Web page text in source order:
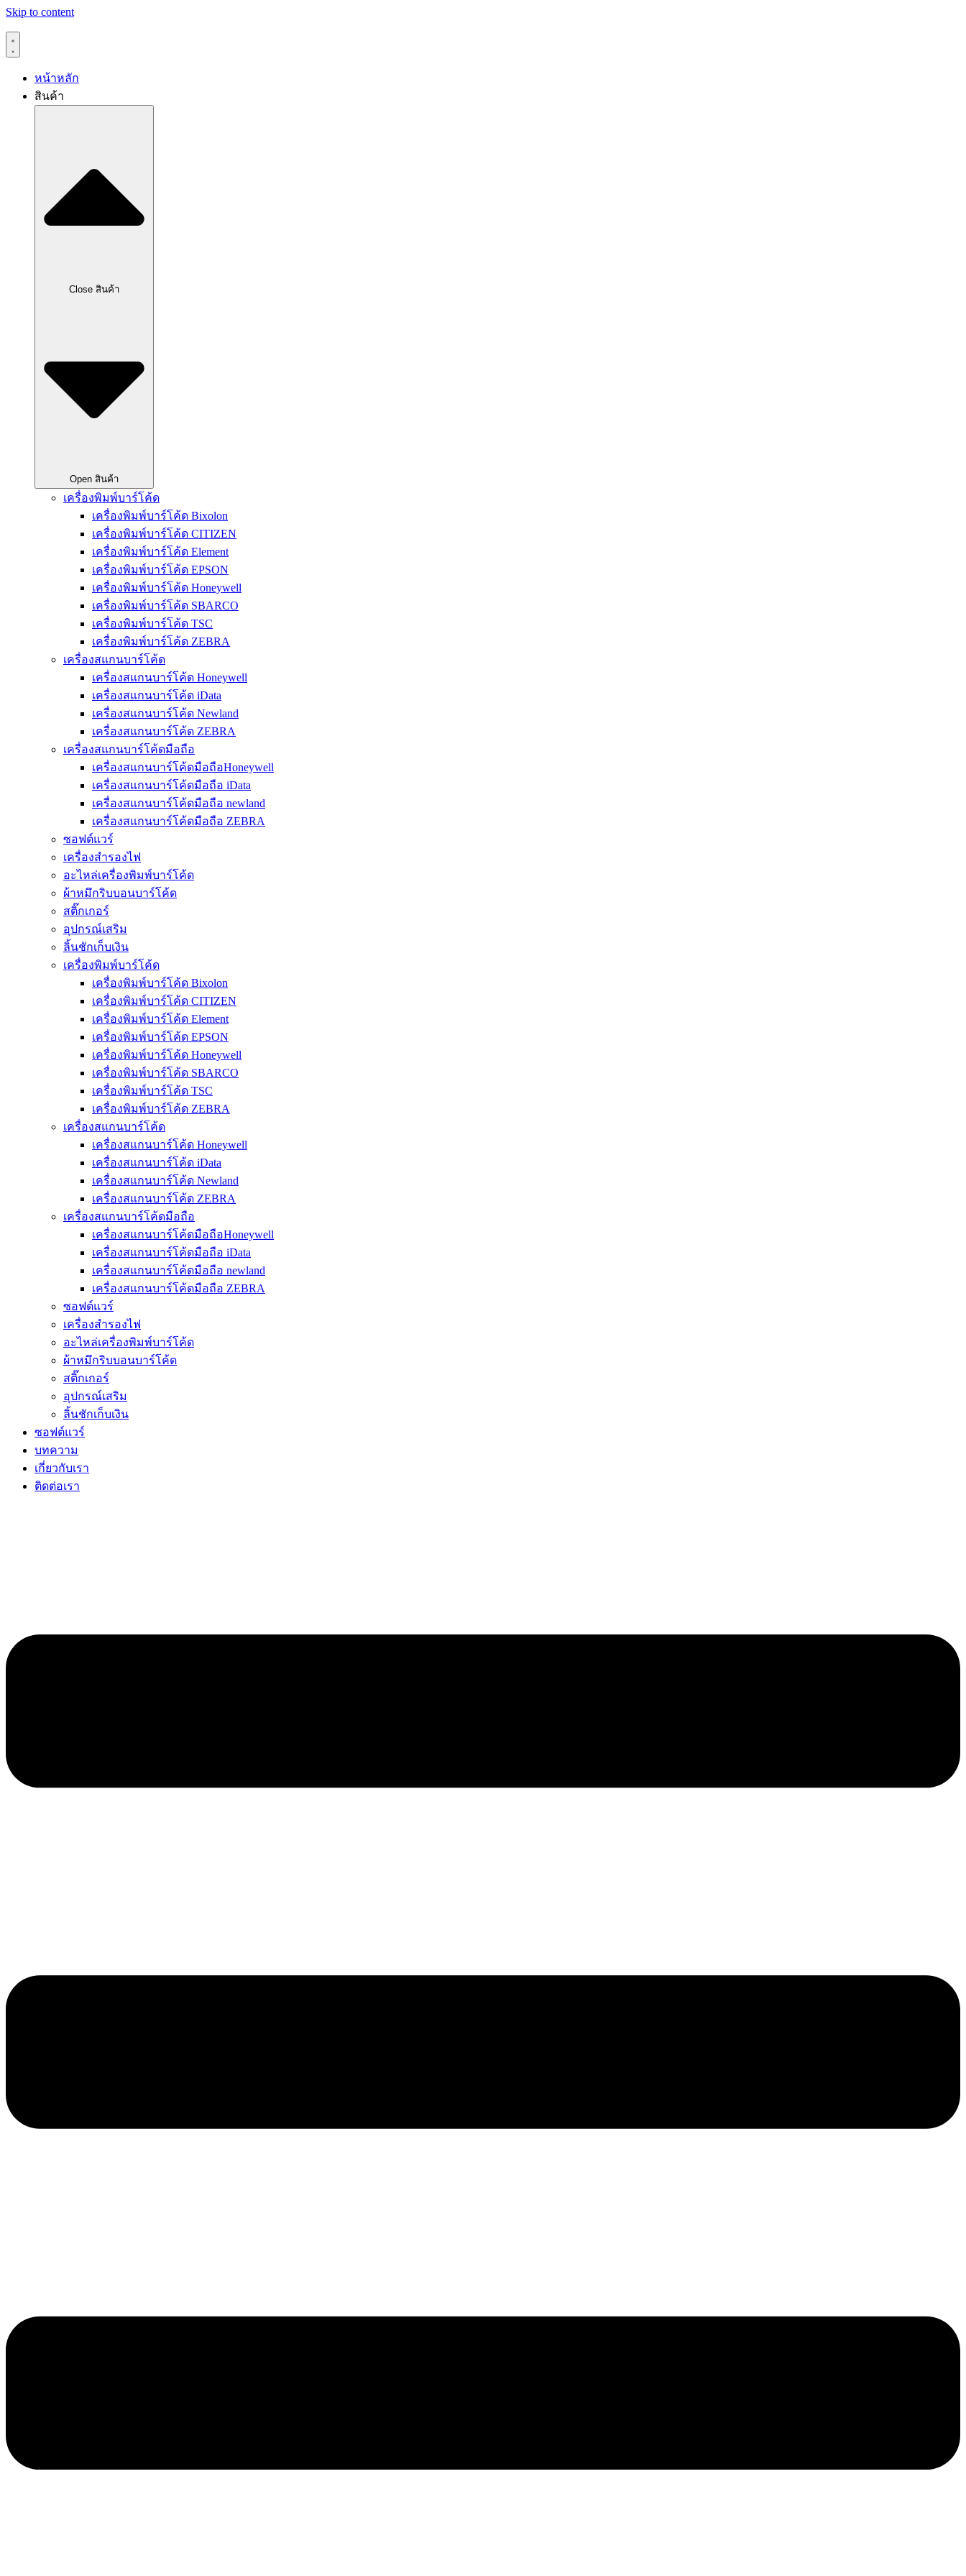
Skip to content
หน้าหลัก
สินค้า
Close สินค้า
Open สินค้า
เครื่องพิมพ์บาร์โค้ด
เครื่องพิมพ์บาร์โค้ด Bixolon
เครื่องพิมพ์บาร์โค้ด CITIZEN
เครื่องพิมพ์บาร์โค้ด Element
เครื่องพิมพ์บาร์โค้ด EPSON
เครื่องพิมพ์บาร์โค้ด Honeywell
เครื่องพิมพ์บาร์โค้ด SBARCO
เครื่องพิมพ์บาร์โค้ด TSC
เครื่องพิมพ์บาร์โค้ด ZEBRA
เครื่องสแกนบาร์โค้ด
เครื่องสแกนบาร์โค้ด Honeywell
เครื่องสแกนบาร์โค้ด iData
เครื่องสแกนบาร์โค้ด Newland
เครื่องสแกนบาร์โค้ด ZEBRA
เครื่องสแกนบาร์โค้ดมือถือ
เครื่องสแกนบาร์โค้ดมือถือHoneywell
เครื่องสแกนบาร์โค้ดมือถือ iData
เครื่องสแกนบาร์โค้ดมือถือ newland
เครื่องสแกนบาร์โค้ดมือถือ ZEBRA
ซอฟต์แวร์
เครื่องสำรองไฟ
อะไหล่เครื่องพิมพ์บาร์โค้ด
ผ้าหมึกริบบอนบาร์โค้ด
สติ๊กเกอร์
อุปกรณ์เสริม
ลิ้นชักเก็บเงิน
เครื่องพิมพ์บาร์โค้ด
เครื่องพิมพ์บาร์โค้ด Bixolon
เครื่องพิมพ์บาร์โค้ด CITIZEN
เครื่องพิมพ์บาร์โค้ด Element
เครื่องพิมพ์บาร์โค้ด EPSON
เครื่องพิมพ์บาร์โค้ด Honeywell
เครื่องพิมพ์บาร์โค้ด SBARCO
เครื่องพิมพ์บาร์โค้ด TSC
เครื่องพิมพ์บาร์โค้ด ZEBRA
เครื่องสแกนบาร์โค้ด
เครื่องสแกนบาร์โค้ด Honeywell
เครื่องสแกนบาร์โค้ด iData
เครื่องสแกนบาร์โค้ด Newland
เครื่องสแกนบาร์โค้ด ZEBRA
เครื่องสแกนบาร์โค้ดมือถือ
เครื่องสแกนบาร์โค้ดมือถือHoneywell
เครื่องสแกนบาร์โค้ดมือถือ iData
เครื่องสแกนบาร์โค้ดมือถือ newland
เครื่องสแกนบาร์โค้ดมือถือ ZEBRA
ซอฟต์แวร์
เครื่องสำรองไฟ
อะไหล่เครื่องพิมพ์บาร์โค้ด
ผ้าหมึกริบบอนบาร์โค้ด
สติ๊กเกอร์
อุปกรณ์เสริม
ลิ้นชักเก็บเงิน
ซอฟต์แวร์
บทความ
เกี่ยวกับเรา
ติดต่อเรา